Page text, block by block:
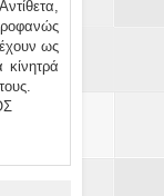
έχουν ως
κίνητρά